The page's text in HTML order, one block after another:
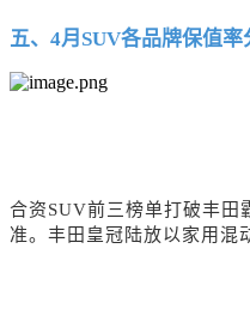
五、 4月 SUV各品牌保值率
合资SUV前三榜单打破丰田
准。丰田皇冠陆放以家用混